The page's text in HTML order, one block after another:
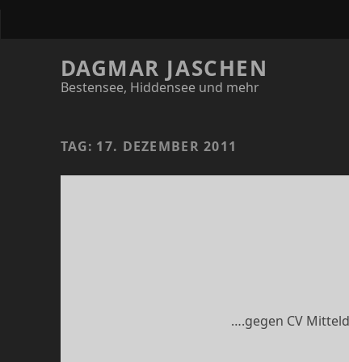
DAGMAR JASCHEN
Bestensee, Hiddensee und mehr
TAG: 17. DEZEMBER 2011
….gegen CV